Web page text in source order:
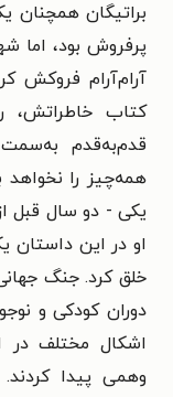
براتیگان همچنان
پرفروش بود، اما
آرام‌آرام فروکش
قدم‌به‌قدم
همه‌چیز را نخواهد
او در این داستان
خلق کرد. جنگ
دوران کودکی و
اشکال مختلف در